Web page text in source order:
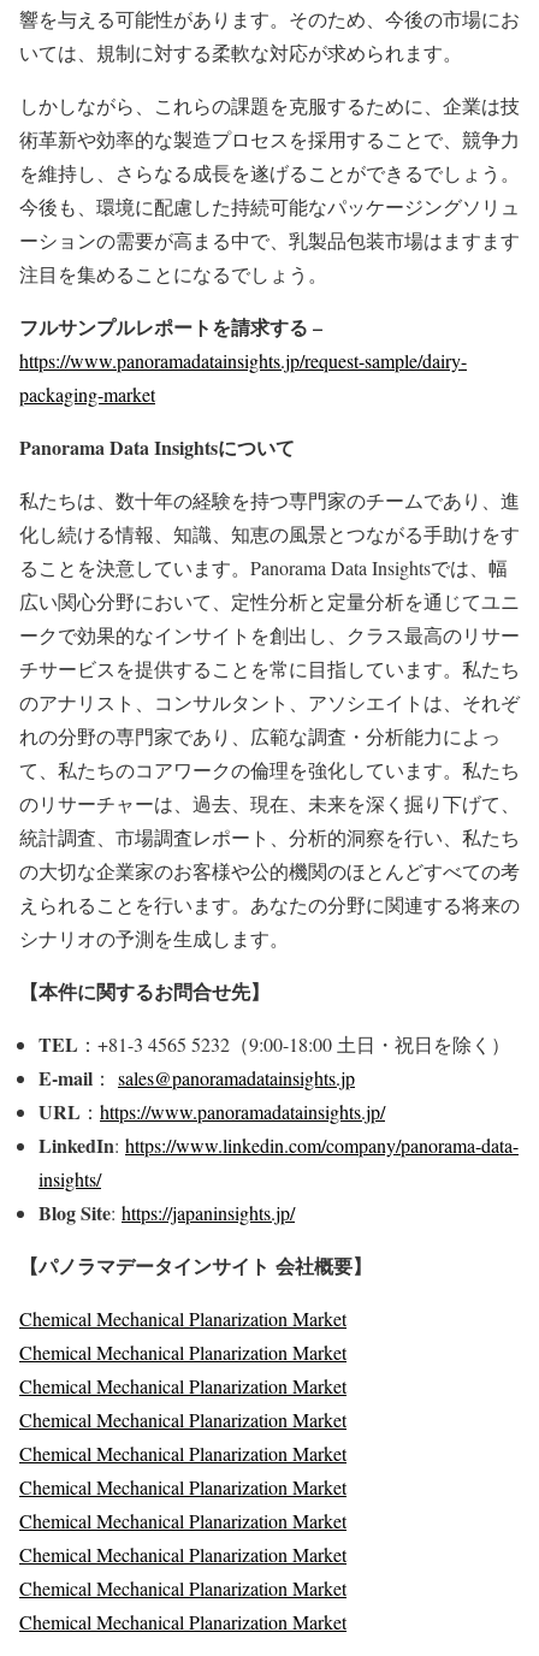
響を与える可能性があります。そのため、今後の市場にお
いては、規制に対する柔軟な対応が求められます。
しかしながら、これらの課題を克服するために、企業は技
術革新や効率的な製造プロセスを採用することで、競争力
を維持し、さらなる成長を遂げることができるでしょう。
今後も、環境に配慮した持続可能なパッケージングソリュ
ーションの需要が高まる中で、乳製品包装市場はますます
注目を集めることになるでしょう。
フルサンプルレポートを請求する –
https://www.panoramadatainsights.jp/request-sample/dairy-
packaging-market
Panorama Data Insightsについて
私たちは、数十年の経験を持つ専門家のチームであり、進
化し続ける情報、知識、知恵の風景とつながる手助けをす
ることを決意しています。Panorama Data Insightsでは、幅
広い関心分野において、定性分析と定量分析を通じてユニ
ークで効果的なインサイトを創出し、クラス最高のリサー
チサービスを提供することを常に目指しています。私たち
のアナリスト、コンサルタント、アソシエイトは、それぞ
れの分野の専門家であり、広範な調査・分析能力によっ
て、私たちのコアワークの倫理を強化しています。私たち
のリサーチャーは、過去、現在、未来を深く掘り下げて、
統計調査、市場調査レポート、分析的洞察を行い、私たち
の大切な企業家のお客様や公的機関のほとんどすべての考
えられることを行います。あなたの分野に関連する将来の
シナリオの予測を生成します。
【本件に関するお問合せ先】
TEL ：+81-3 4565 5232（9:00-18:00 土日・祝日を除く）
E-mail ： sales@panoramadatainsights.jp
URL ： https://www.panoramadatainsights.jp/
LinkedIn: https://www.linkedin.com/company/panorama-data-
insights/
Blog Site: https://japaninsights.jp/
【パノラマデータインサイト 会社概要】
Chemical Mechanical Planarization Market
Chemical Mechanical Planarization Market
Chemical Mechanical Planarization Market
Chemical Mechanical Planarization Market
Chemical Mechanical Planarization Market
Chemical Mechanical Planarization Market
Chemical Mechanical Planarization Market
Chemical Mechanical Planarization Market
Chemical Mechanical Planarization Market
Chemical Mechanical Planarization Market